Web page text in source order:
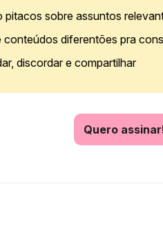
pitacos sobre assuntos
conteúdos diferentões pra
discordar e compartilhar
Quero